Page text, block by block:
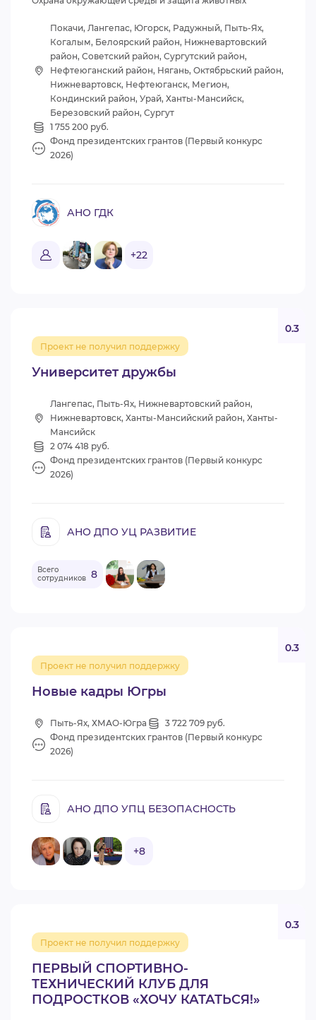
Покачи, Лангепас, Югорск, Радужный, Пыть-Ях,
Когалым, Белоярский район, Нижневартовский
район, Советский район, Сургутский район,
Нефтеюганский район, Нягань, Октябрьский район,
Нижневартовск, Нефтеюганск, Мегион,
Кондинский район, Урай, Ханты-Мансийск,
Березовский район, Сургут
1 755 200 руб.
Фонд президентских грантов (Первый конкурс
2026)
АНО ГДК
+22
Университет дружбы
Проект не получил поддержку
0.3
Лангепас, Пыть-Ях, Нижневартовский район,
Нижневартовск, Ханты-Мансийский район, Ханты-
Мансийск
2 074 418 руб.
Фонд президентских грантов (Первый конкурс
2026)
АНО ДПО УЦ РАЗВИТИЕ
Всего
сотрудников 8
Новые кадры Югры
Проект не получил поддержку
0.3
Пыть-Ях, ХМАО-Югра
3 722 709 руб.
Фонд президентских грантов (Первый конкурс
2026)
АНО ДПО УПЦ БЕЗОПАСНОСТЬ
+8
ПЕРВЫЙ СПОРТИВНО-
ТЕХНИЧЕСКИЙ КЛУБ ДЛЯ
ПОДРОСТКОВ «ХОЧУ КАТАТЬСЯ!»
Проект не получил поддержку
0.3